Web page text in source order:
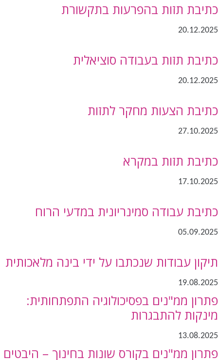
כתיבת תזות בהפרעות בתקשורת
20.12.2025
כתיבת תזות בעבודה סוציאלית
20.12.2025
כתיבת הצעות מחקר לתזות
27.10.2025
כתיבת תזות במקרא
17.10.2025
כתיבת עבודה סמינריונית במדעי הרוח
05.09.2025
תיקון עבודות שנכתבו על ידי בינה מלאכותית
19.08.2025
פתרון ממ"נים בפסיכולוגיה התפתחותית:
מינקות להתבגרות
13.08.2025
פתרון ממ"נים בקורס שונות בחינוך – היבטים